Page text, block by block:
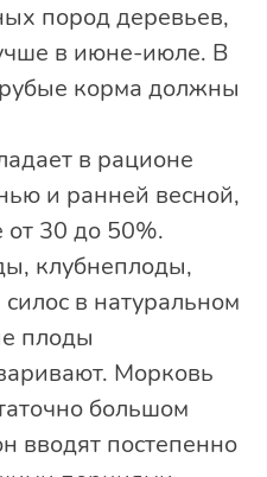
пород деревьев,
в июне-июле. В
корма должны
в рационе
и ранней весной,
30 до 50%.
клубнеплоды,
в натуральном
плоды
Морковь
большом
вводят постепенно